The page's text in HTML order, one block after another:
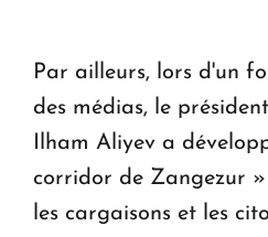
Par ailleurs, lors d'un
des médias, le
Ilham Aliyev a
corridor de Zangezur
les cargaisons et les